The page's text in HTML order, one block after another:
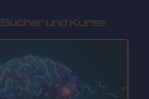
und Kurse